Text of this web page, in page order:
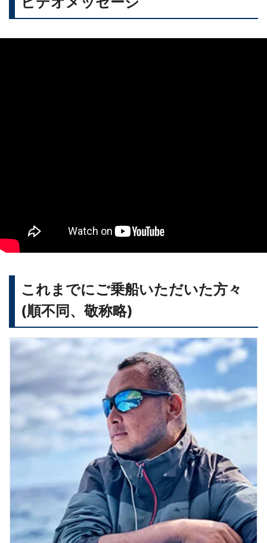
これまでにご乗船いただいた方々
(順不同、敬称略)